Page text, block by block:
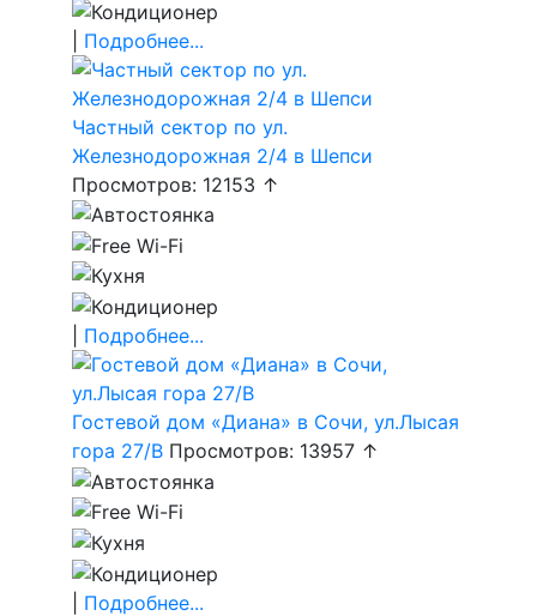
Подробнее...
Частный сектор по ул.
Железнодорожная 2/4 в Шепси
Просмотров: 12153 ↑
Подробнее...
Гостевой дом «Диана» в Сочи, ул.Лысая
гора 27/В Просмотров: 13957 ↑
Подробнее...